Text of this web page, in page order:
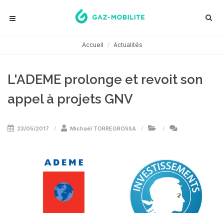
Accueil Actualités
L'ADEME prolonge et revoit son
appel à projets GNV
23/05/2017 Michaël TORREGROSSA